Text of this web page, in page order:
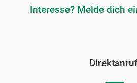
Interesse? Melde dich